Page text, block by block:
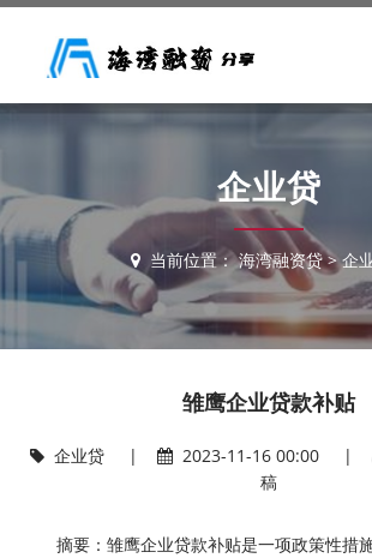
企业贷
当前位置：海湾融资贷>企
雏鹰企业贷款补贴
企业贷| 2023-11-16 00:00 |
稿
摘要：雏鹰企业贷款补贴是一项政策性措